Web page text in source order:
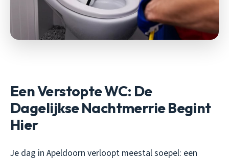
Een Verstopte WC: De
Dagelijkse Nachtmerrie Begint
Hier
Je dag in Apeldoorn verloopt meestal soepel: een